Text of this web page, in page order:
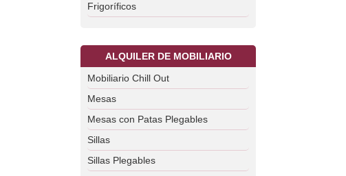
Frigoríficos
ALQUILER DE MOBILIARIO
Mobiliario Chill Out
Mesas
Mesas con Patas Plegables
Sillas
Sillas Plegables